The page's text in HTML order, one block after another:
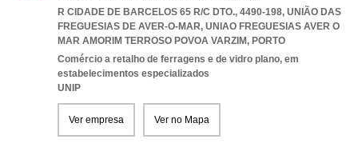
R CIDADE DE BARCELOS 65 R/C DTO., 4490-198, UNIÃO DAS
FREGUESIAS DE AVER-O-MAR, UNIAO FREGUESIAS AVER O
MAR AMORIM TERROSO POVOA VARZIM, PORTO
Comércio a retalho de ferragens e de vidro plano, em
estabelecimentos especializados
UNIP
Ver empresa Ver no Mapa